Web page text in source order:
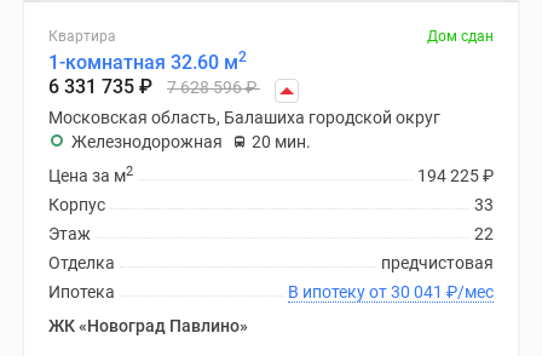
Квартира Дом сдан
1-комнатная 32.60 м2
6 331 735 ₽ 7 628 596₽
Московская область, Балашиха городской округ
Железнодорожная
20 мин.
194 225₽
Цена за м2
33
Корпус
22
Этаж
предчистовая
Отделка
В ипотеку от 30 041 ₽/мес
Ипотека
ЖК «Новоград Павлино»